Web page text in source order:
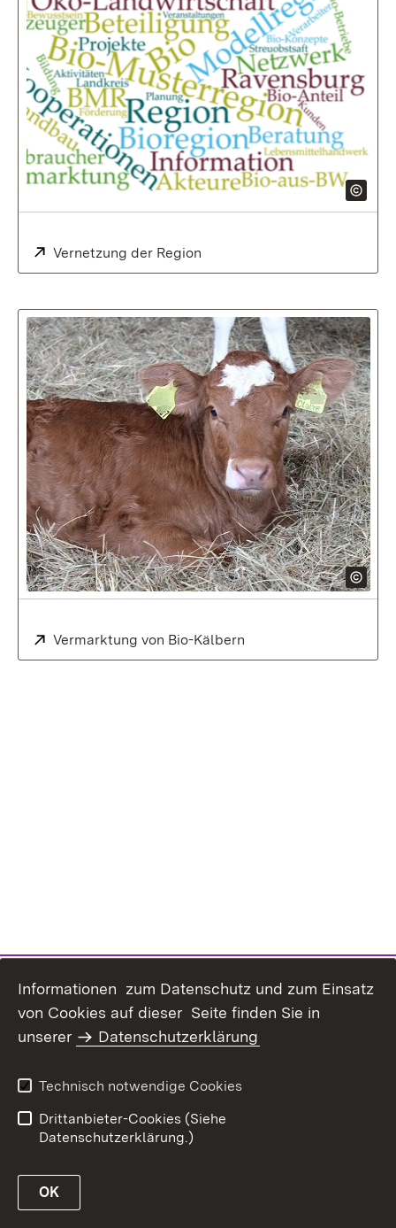
Extern:
Vernetzung der Region
Extern:
Vermarktung von Bio-Kälbern
Informationen zum Datenschutz und zum Einsatz
von Cookies auf dieser Seite finden Sie in
unserer
Datenschutzerklärung
Technisch notwendige Cookies
Drittanbieter-Cookies (Siehe
Datenschutzerklärung.)
OK